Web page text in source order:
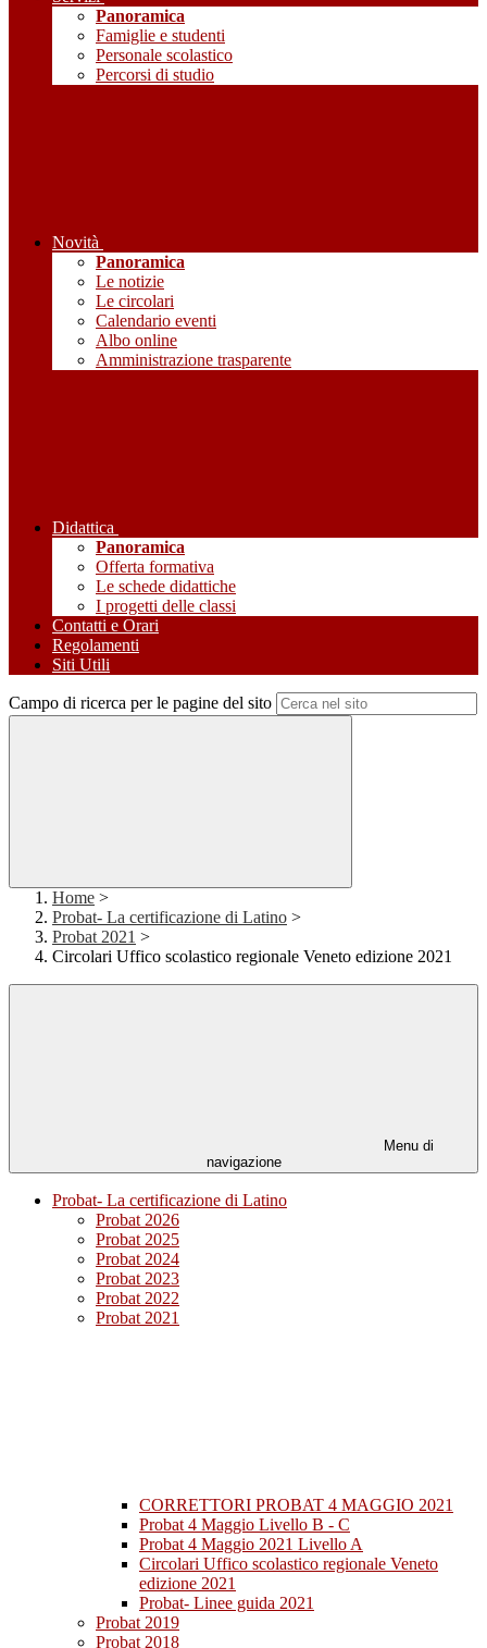
Panoramica
Famiglie e studenti
Personale scolastico
Percorsi di studio
Novità
Panoramica
Le notizie
Le circolari
Calendario eventi
Albo online
Amministrazione trasparente
Didattica
Panoramica
Offerta formativa
Le schede didattiche
I progetti delle classi
Contatti e Orari
Regolamenti
Siti Utili
Campo di ricerca per le pagine del sito
Home >
Probat- La certificazione di Latino >
Probat 2021 >
Circolari Uffico scolastico regionale Veneto edizione 2021
Menu di
navigazione
Probat- La certificazione di Latino
Probat 2026
Probat 2025
Probat 2024
Probat 2023
Probat 2022
Probat 2021
CORRETTORI PROBAT 4 MAGGIO 2021
Probat 4 Maggio Livello B - C
Probat 4 Maggio 2021 Livello A
Circolari Uffico scolastico regionale Veneto
edizione 2021
Probat- Linee guida 2021
Probat 2019
Probat 2018